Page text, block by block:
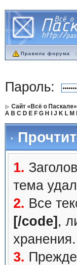
Правила форума
Пароль:
Сайт «Всё о Паскале»
A B C D E F G H J K L M
1.
тема
2. Все
[/code] ,
хранения.
3.